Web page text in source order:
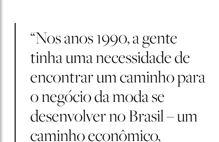
“Nos anos 1990, a gente
tinha uma necessidade de
encontrar um caminho para
o negócio da moda se
desenvolver no Brasil – um
caminho econômico,